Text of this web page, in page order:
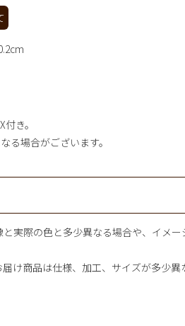
き。
る場合がございます。
実際の色と多少異なる場合や、イメー
け商品は仕様、加工、サイズが多少異